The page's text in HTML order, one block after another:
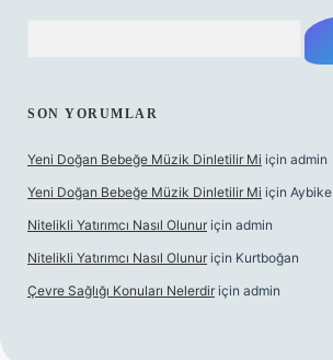
SON YORUMLAR
Yeni Doğan Bebeğe Müzik Dinletilir Mi için admin
Yeni Doğan Bebeğe Müzik Dinletilir Mi için Aybike
Nitelikli Yatırımcı Nasıl Olunur için admin
Nitelikli Yatırımcı Nasıl Olunur için Kurtboğan
Çevre Sağlığı Konuları Nelerdir için admin